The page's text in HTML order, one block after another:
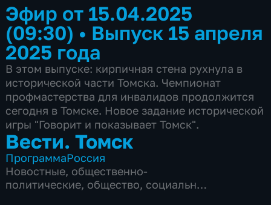
Эфир от 15.04.2025
(09:30) • Выпуск 15 апреля
2025 года
В этом выпуске: кирпичная стена рухнула в
исторической части Томска. Чемпионат
профмастерства для инвалидов продолжится
сегодня в Томске. Новое задание исторической
игры "Говорит и показывает Томск".
Вести. Томск
ПрограммаРоссия
Новостные, общественно-
политические, общество, социально-